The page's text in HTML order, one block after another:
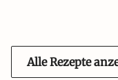
Alle Rezepte